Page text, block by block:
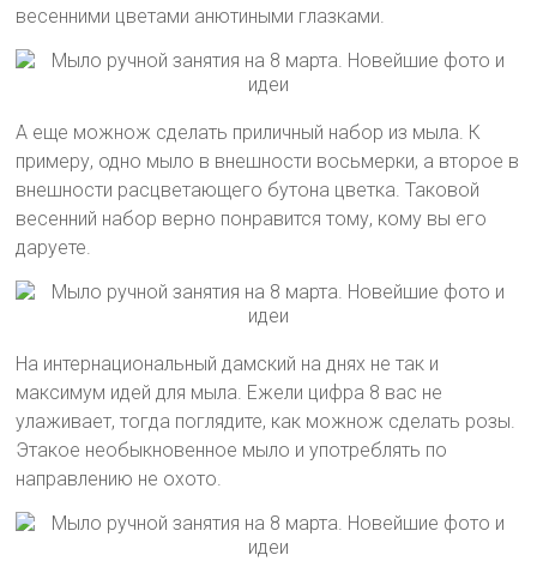
весенними цветами анютиными глазками.
А еще можнож сделать приличный набор из мыла. К
примеру, одно мыло в внешности восьмерки, а второе в
внешности расцветающего бутона цветка. Таковой
весенний набор верно понравится тому, кому вы его
даруете.
На интернациональный дамский на днях не так и
максимум идей для мыла. Ежели цифра 8 вас не
улаживает, тогда поглядите, как можнож сделать розы.
Этакое необыкновенное мыло и употреблять по
направлению не охото.